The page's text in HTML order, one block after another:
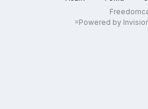
=Powered by